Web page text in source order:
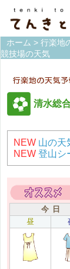
ホーム > 行楽地
競技場の天気
清水総
NEW 山の天
NEW 登山シ
今 日
昼